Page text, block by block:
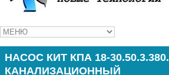
НАСОС КИТ КПА 18-
КАНАЛИЗАЦИОННЫЙ